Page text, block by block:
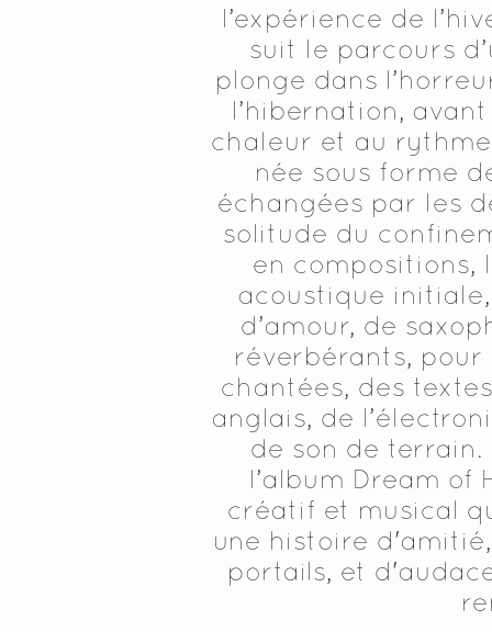
l’expérience de
suit le parcours
plonge dans
l’hibernation,
chaleur et au
née sous forme
échangées par les
solitude du
en compositions,
acoustique
d’amour, de
réverbérants,
chantées, des
anglais, de
de son de
l’album Dream
créatif et musical
une histoire
portails, et